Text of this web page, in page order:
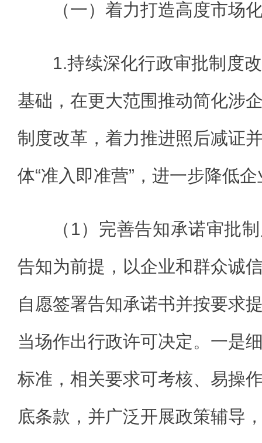
（一）着力打造高度市场
1.持续深化行政审批制度
基础，在更大范围推动简化涉
制度改革，着力推进照后减证
体“准入即准营”，进一步降低
（1）完善告知承诺审批
告知为前提，以企业和群众诚
自愿签署告知承诺书并按要求
当场作出行政许可决定。一是
标准，相关要求可考核、易操
底条款，并广泛开展政策辅导